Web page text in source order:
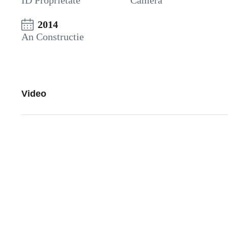
2014
An Constructie
Video